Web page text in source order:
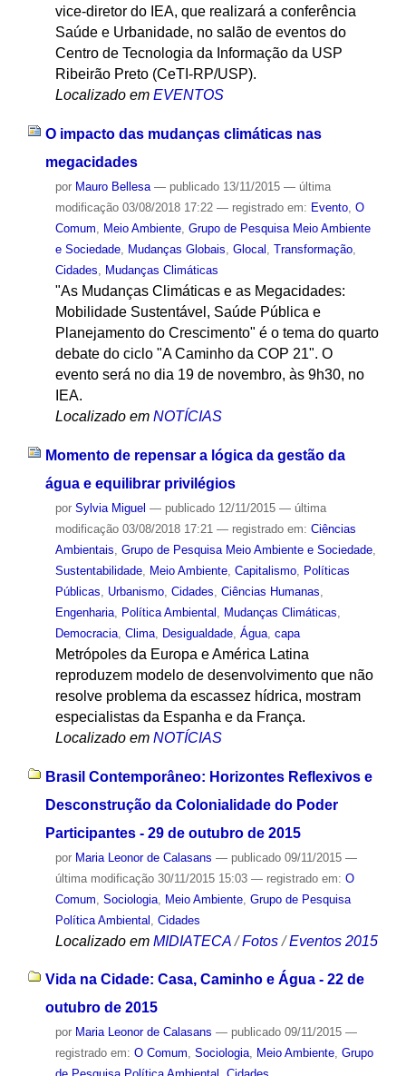
vice-diretor do IEA, que realizará a conferência
Saúde e Urbanidade, no salão de eventos do
Centro de Tecnologia da Informação da USP
Ribeirão Preto (CeTI-RP/USP).
Localizado em EVENTOS
O impacto das mudanças climáticas nas
megacidades
por Mauro Bellesa — publicado13/11/2015 — última
modificação03/08/2018 17:22 — registrado em: Evento, O
Comum, Meio Ambiente, Grupo de Pesquisa Meio Ambiente
e Sociedade, Mudanças Globais, Glocal , Transformação,
Cidades, Mudanças Climáticas
"As Mudanças Climáticas e as Megacidades:
Mobilidade Sustentável, Saúde Pública e
Planejamento do Crescimento" é o tema do quarto
debate do ciclo "A Caminho da COP 21". O
evento será no dia 19 de novembro, às 9h30, no
IEA.
Localizado em NOTÍCIAS
Momento de repensar a lógica da gestão da
água e equilibrar privilégios
por Sylvia Miguel — publicado12/11/2015 — última
modificação03/08/2018 17:21 — registrado em: Ciências
Ambientais Grupo de Pesquisa Meio Ambiente e Sociedade,
Sustentabilidade, Meio Ambiente, Capitalismo,
Políticas
Públicas
Urbanismo, Cidades Ciências Humanas
Engenharia, Política Ambiental Mudanças Climáticas
Democracia, Clima, Desigualdade, Água, capa
Metrópoles da Europa e América Latina
reproduzem modelo de desenvolvimento que não
resolve problema da escassez hídrica, mostram
especialistas da Espanha e da França.
Localizado em NOTÍCIAS
Brasil Contemporâneo: Horizontes Reflexivos e
Desconstrução da Colonialidade do Poder
Participantes - 29 de outubro de 2015
por Maria Leonor de Calasans — publicado09/11/2015 —
última modificação30/11/2015 15:03 — registrado em: O
Comum Sociologia, Meio Ambiente, Grupo de Pesquisa
Política Ambiental Cidades
Localizado em MIDIATECA /Fotos /Eventos 2015
Vida na Cidade: Casa, Caminho e Água - 22 de
outubro de 2015
por Maria Leonor de Calasans — publicado09/11/2015 —
registrado em: O Comum, Sociologia, Meio Ambiente, Grupo